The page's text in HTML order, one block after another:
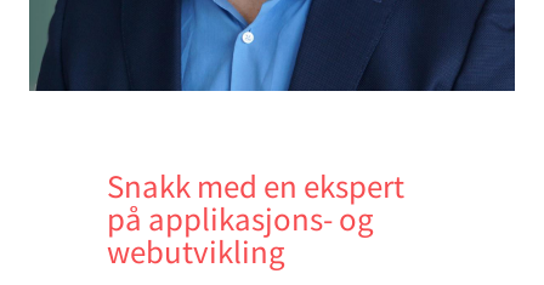
Snakk med en ekspert
på applikasjons- og
webutvikling